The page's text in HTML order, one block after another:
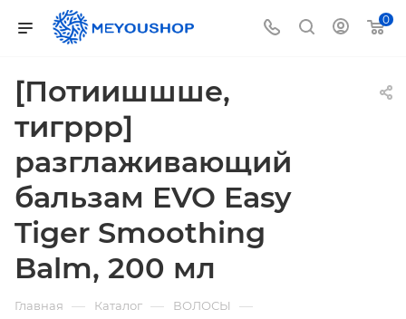
0
[Потиишшше,
тигррр]
разглаживающий
бальзам EVO Easy
Tiger Smoothing
Balm, 200 мл
Главная — Каталог — ВОЛОСЫ —